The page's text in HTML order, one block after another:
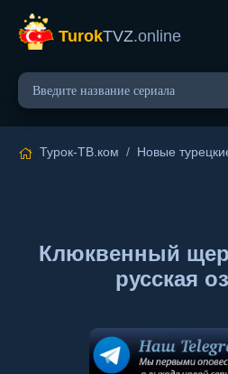
TurokTVZ.online
Турок-ТВ.ком / Новые
Клюквенный
русская